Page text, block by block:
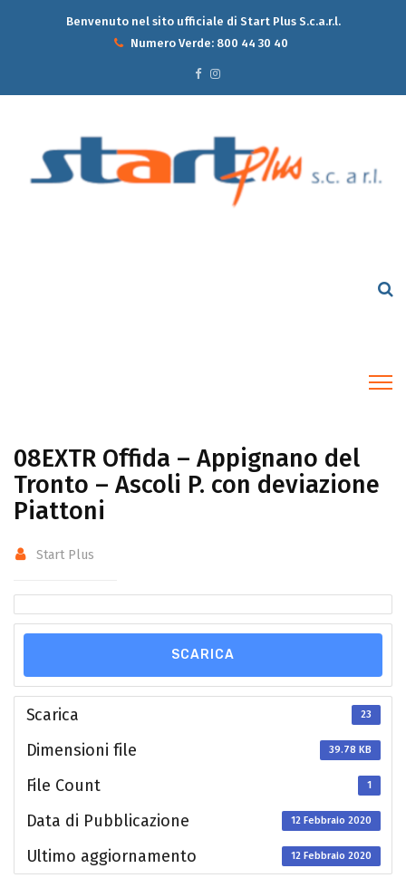
Benvenuto nel sito ufficiale di Start Plus S.c.a.r.l.
Numero Verde: 800 44 30 40
08EXTR Offida – Appignano del
Tronto – Ascoli P. con deviazione
Piattoni
Start Plus
SCARICA
Scarica 23
Dimensioni file 39.78 KB
File Count 1
Data di Pubblicazione 12 Febbraio 2020
Ultimo aggiornamento 12 Febbraio 2020